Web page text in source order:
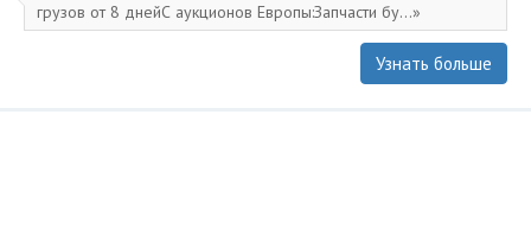
грузов от 8 днейС аукционов Европы:Запчасти бу...
Узнать больше